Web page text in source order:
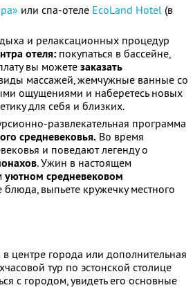
или спа-отеле EcoLand Hotel (в
и релаксационных процедур
отеля: покупаться в бассейне,
вы можетезаказать
массажей, жемчужные ванные со
ощущениями и наберетесь новых
для себя и близких.
развлекательная программа
средневековья. Во время
и поведают легенду о
. Ужин в настоящем
уютном средневековом
выпьете кружечку местного
центре города или дополнительная
тур по эстонской столице
с городом, увидеть его основные